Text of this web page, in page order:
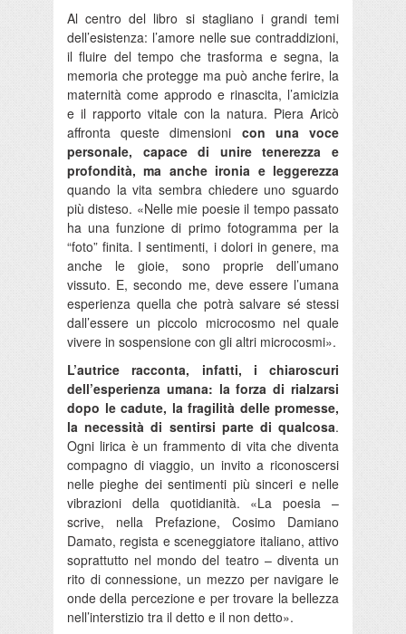
Al centro del libro si stagliano i grandi temi
dell’esistenza: l’amore nelle sue contraddizioni,
il fluire del tempo che trasforma e segna, la
memoria che protegge ma può anche ferire, la
maternità come approdo e rinascita, l’amicizia
e il rapporto vitale con la natura. Piera Aricò
affronta queste dimensioni con una voce
personale, capace di unire tenerezza e
profondità, ma anche ironia e leggerezza
quando la vita sembra chiedere uno sguardo
più disteso. «Nelle mie poesie il tempo passato
ha una funzione di primo fotogramma per la
“foto” finita. I sentimenti, i dolori in genere, ma
anche le gioie, sono proprie dell’umano
vissuto. E, secondo me, deve essere l’umana
esperienza quella che potrà salvare sé stessi
dall’essere un piccolo microcosmo nel quale
vivere in sospensione con gli altri microcosmi».
L’autrice racconta, infatti, i chiaroscuri
dell’esperienza umana: la forza di rialzarsi
dopo le cadute, la fragilità delle promesse,
la necessità di sentirsi parte di qualcosa.
Ogni lirica è un frammento di vita che diventa
compagno di viaggio, un invito a riconoscersi
nelle pieghe dei sentimenti più sinceri e nelle
vibrazioni della quotidianità. «La poesia –
scrive, nella Prefazione, Cosimo Damiano
Damato, regista e sceneggiatore italiano, attivo
soprattutto nel mondo del teatro – diventa un
rito di connessione, un mezzo per navigare le
onde della percezione e per trovare la bellezza
nell’interstizio tra il detto e il non detto».